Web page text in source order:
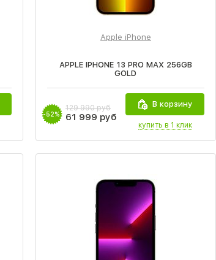
Apple iPhone
APPLE IPHONE 13 PRO MAX 256GB
GOLD
-52%
129 990 руб
61 999 руб
В корзину
купить в 1 клик